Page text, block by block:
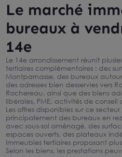
Le marché
bureaux à
14e
Le 14e arrondissement réunit
tertiaires complémentaires : des
Montparnasse, des bureaux
des adresses bien desservies vers
Rochereau, ainsi que des biens
libérales, PME, activités de conseil
Les offres disponibles sur ce
principalement des bureaux en
avec sous-sol aménagé, des
espaces ouverts, des plateaux
immeubles tertiaires proposant
Selon les biens, les prestations